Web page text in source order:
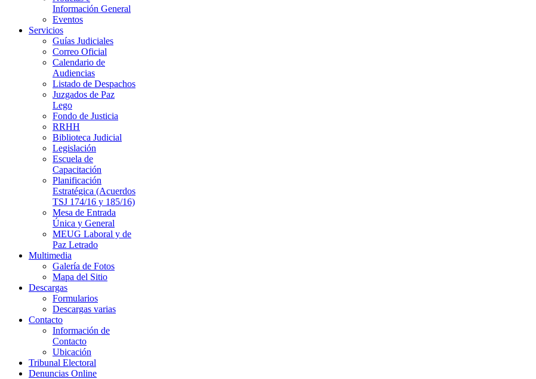
Información General
Eventos
Servicios
Guías Judiciales
Correo Oficial
Calendario de
Audiencias
Listado de Despachos
Juzgados de Paz
Lego
Fondo de Justicia
RRHH
Biblioteca Judicial
Legislación
Escuela de
Capacitación
Planificación
Estratégica (Acuerdos
TSJ 174/16 y 185/16)
Mesa de Entrada
Única y General
MEUG Laboral y de
Paz Letrado
Multimedia
Galería de Fotos
Mapa del Sitio
Descargas
Formularios
Descargas varias
Contacto
Información de
Contacto
Ubicación
Tribunal Electoral
Denuncias Online